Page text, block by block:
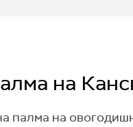
на
палма на